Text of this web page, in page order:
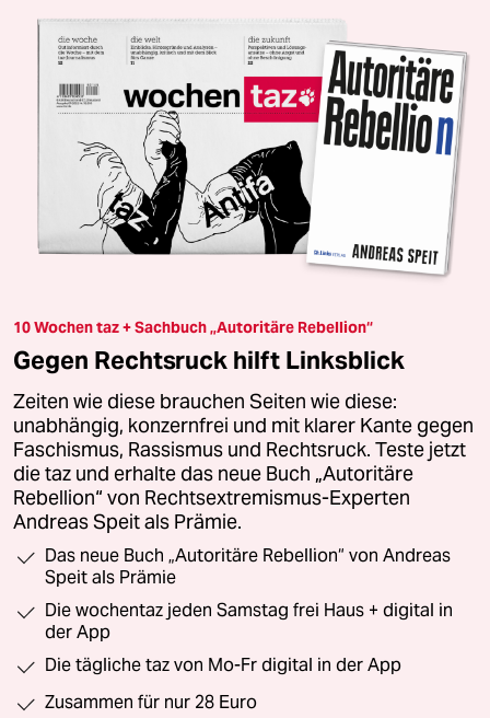
10 Wochen taz + Sachbuch „Autoritäre Rebellion“
Gegen Rechtsruck hilft Linksblick
Zeiten wie diese brauchen Seiten wie diese:
unabhängig, konzernfrei und mit klarer Kante gegen
Faschismus, Rassismus und Rechtsruck. Teste jetzt
die taz und erhalte das neue Buch „Autoritäre
Rebellion“ von Rechtsextremismus-Experten
Andreas Speit als Prämie.
Das neue Buch „Autoritäre Rebellion“ von Andreas
Speit als Prämie
Die wochentaz jeden Samstag frei Haus + digital in
der App
Die tägliche taz von Mo-Fr digital in der App
Zusammen für nur 28 Euro